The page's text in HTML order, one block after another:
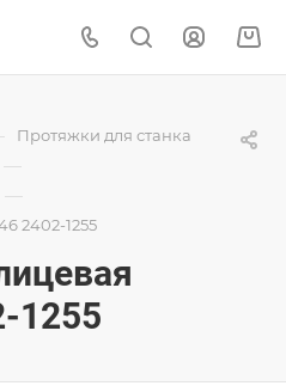
Протяжки для станка
—
—
2402-1255
1255